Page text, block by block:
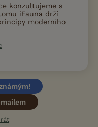
konzultujeme s
iFauna drží
moderního